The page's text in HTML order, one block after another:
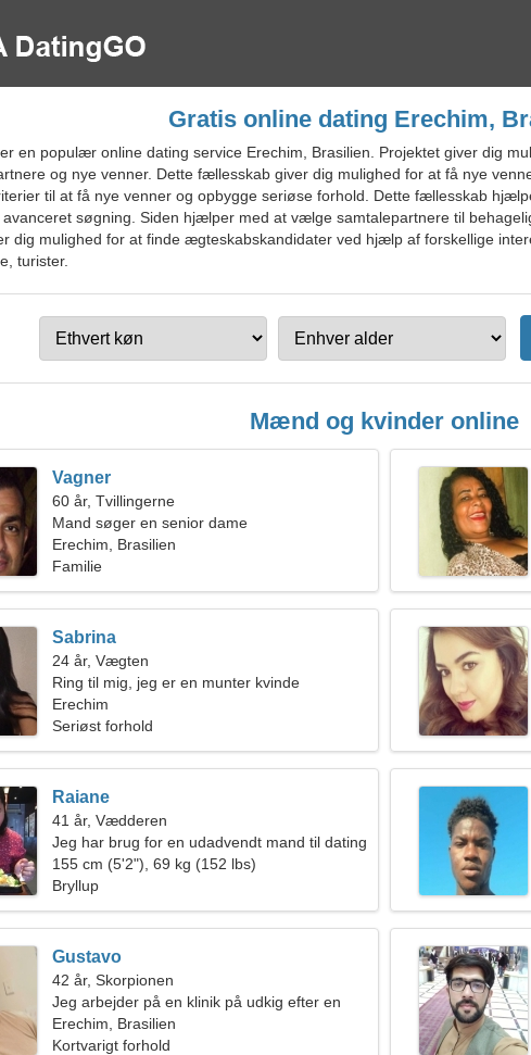
Gratis online dating Erechim,
en populær online dating service Erechim, Brasilien. Projektet giver dig
og nye venner. Dette fællesskab giver dig mulighed for at få nye
til at få nye venner og opbygge seriøse forhold. Dette fællesskab
søgning. Siden hjælper med at vælge samtalepartnere til
dig mulighed for at finde ægteskabskandidater ved hjælp af forskellige
turister.
Mænd og kvinder online
Vagner
60 år, Tvillingerne
Mand søger en senior dame
Erechim, Brasilien
Familie
Sabrina
24 år, Vægten
Ring til mig, jeg er en munter kvinde
Erechim
Seriøst forhold
Raiane
41 år, Vædderen
Jeg har brug for en udadvendt mand til dating
155 cm (5'2"), 69 kg (152 lbs)
Bryllup
Gustavo
42 år, Skorpionen
Jeg arbejder på en klinik på udkig efter en
venlig kvinde
Erechim, Brasilien
Kortvarigt forhold